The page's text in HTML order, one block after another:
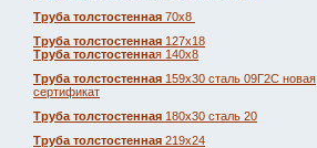
Труба толстостенная 70х8
Труба толстостенная 127х18
Труба толстостенная 140х8
Труба толстостенная 159х30 сталь 09Г2С новая
сертификат
Труба толстостенная 180х30 сталь 20
Труба толстостенная 219х24